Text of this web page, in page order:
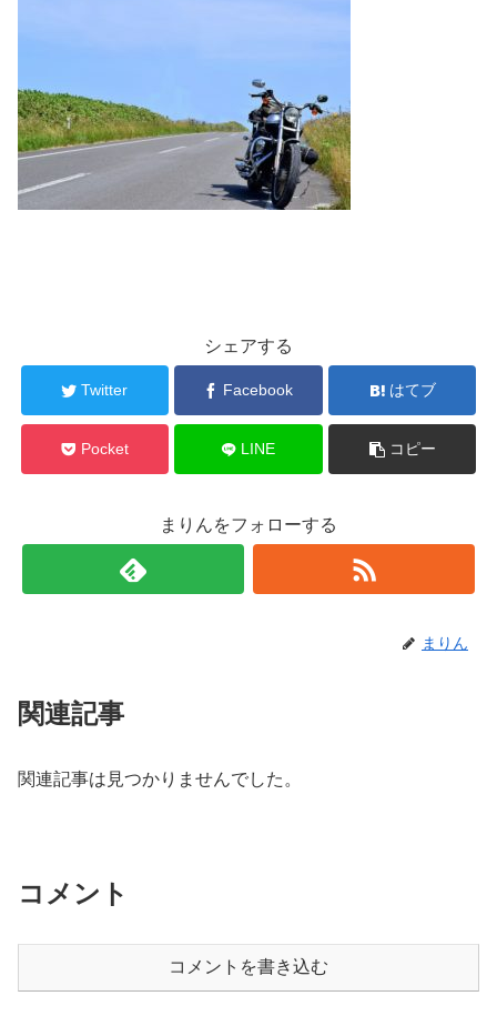
シェアする
Twitter Facebook はてブ
Pocket LINE コピー
まりんをフォローする
まりん
関連記事
関連記事は見つかりませんでした。
コメント
コメントを書き込む